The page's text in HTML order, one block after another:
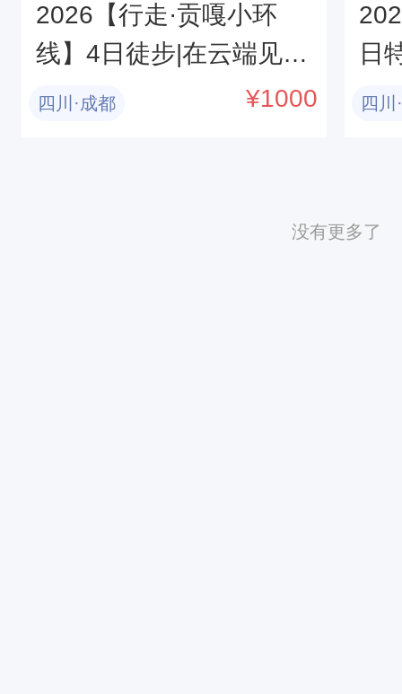
2026【行走·贡嘎小环
线】4日徒步|在云端见证
贡嘎神山的千年守护
四川·成都 ¥1000
日
娘
四川
没有更多了